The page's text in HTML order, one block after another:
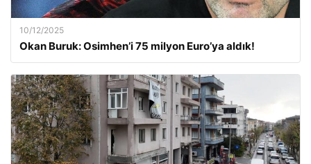
10/12/2025
Okan Buruk: Osimhen’i 75 milyon Euro’ya aldık!